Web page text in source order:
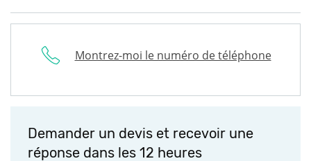
Montrez-moi le numéro de téléphone
Demander un devis et recevoir une
réponse dans les 12 heures